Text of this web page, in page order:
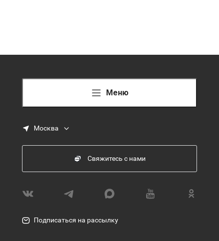
Меню
Москва
Свяжитесь с нами
Подписаться на рассылку